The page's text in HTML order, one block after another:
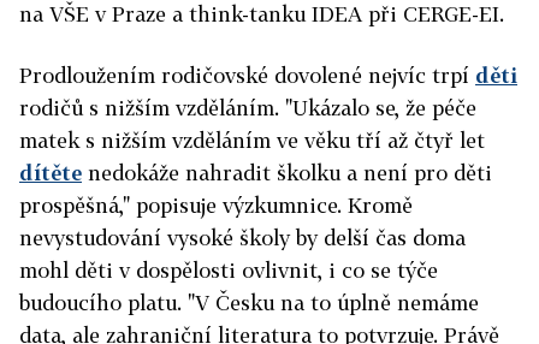
na VŠE v Praze a think-tanku IDEA při CERGE-EI.
Prodloužením rodičovské dovolené nejvíc trpí děti
rodičů s nižším vzděláním. "Ukázalo se, že péče
matek s nižším vzděláním ve věku tří až čtyř let
dítěte nedokáže nahradit školku a není pro děti
prospěšná," popisuje výzkumnice. Kromě
nevystudování vysoké školy by delší čas doma
mohl děti v dospělosti ovlivnit, i co se týče
budoucího platu. "V Česku na to úplně nemáme
data, ale zahraniční literatura to potvrzuje. Právě